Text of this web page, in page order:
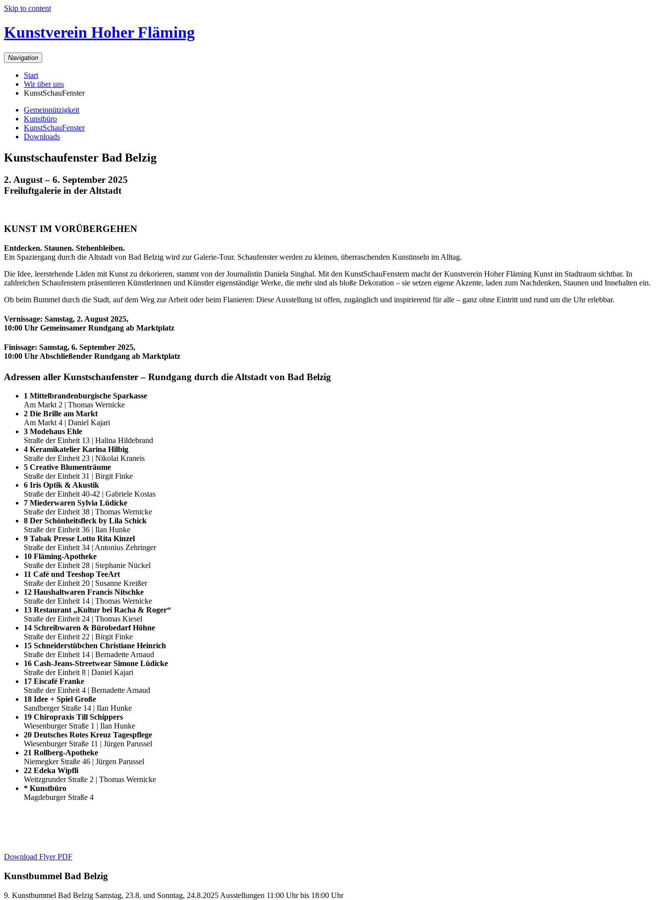
Skip to content
Kunstverein Hoher Fläming
Navigation
Start
Wir über uns
KunstSchauFenster
Gemeinnützigkeit
Kunstbüro
KunstSchauFenster
Downloads
Kunstschaufenster Bad Belzig
2. August – 6. September 2025
Freiluftgalerie in der Altstadt
KUNST IM VORÜBERGEHEN
Entdecken. Staunen. Stehenbleiben.
Ein Spaziergang durch die Altstadt von Bad Belzig wird zur Galerie-Tour. Schaufenster werden zu kleinen, überraschenden Kunstinseln im Alltag.
Die Idee, leerstehende Läden mit Kunst zu dekorieren, stammt von der Journalistin Daniela Singhal. Mit den KunstSchauFenstern macht der Kunstverein Hoher Fläming Kunst im Stadtraum sichtbar. In
zahlreichen Schaufenstern präsentieren Künstlerinnen und Künstler eigenständige Werke, die mehr sind als bloße Dekoration – sie setzen eigene Akzente, laden zum Nachdenken, Staunen und Innehalten ein.
Ob beim Bummel durch die Stadt, auf dem Weg zur Arbeit oder beim Flanieren: Diese Ausstellung ist offen, zugänglich und inspirierend für alle – ganz ohne Eintritt und rund um die Uhr erlebbar.
Vernissage: Samstag, 2. August 2025,
10:00 Uhr Gemeinsamer Rundgang ab Marktplatz
Finissage: Samstag, 6. September 2025,
10:00 Uhr Abschließender Rundgang ab Marktplatz
Adressen aller Kunstschaufenster – Rundgang durch die Altstadt von Bad Belzig
1 Mittelbrandenburgische Sparkasse
Am Markt 2 | Thomas Wernicke
2 Die Brille am Markt
Am Markt 4 | Daniel Kajari
3 Modehaus Ehle
Straße der Einheit 13 | Halina Hildebrand
4 Keramikatelier Karina Hilbig
Straße der Einheit 23 | Nikolai Kraneis
5 Creative Blumenträume
Straße der Einheit 31 | Birgit Finke
6 Iris Optik & Akustik
Straße der Einheit 40-42 | Gabriele Kostas
7 Miederwaren Sylvia Lüdicke
Straße der Einheit 38 | Thomas Wernicke
8 Der Schönheitsfleck by Lila Schick
Straße der Einheit 36 | Ilan Hunke
9 Tabak Presse Lotto Rita Kinzel
Straße der Einheit 34 | Antonius Zehringer
10 Fläming-Apotheke
Straße der Einheit 28 | Stephanie Nückel
11 Café und Teeshop TeeArt
Straße der Einheit 20 | Susanne Kreißer
12 Haushaltwaren Francis Nitschke
Straße der Einheit 14 | Thomas Wernicke
13 Restaurant „Kultur bei Racha & Roger“
Straße der Einheit 24 | Thomas Kiesel
14 Schreibwaren & Bürobedarf Höhne
Straße der Einheit 22 | Birgit Finke
15 Schneiderstübchen Christiane Heinrich
Straße der Einheit 14 | Bernadette Arnaud
16 Cash-Jeans-Streetwear Simone Lüdicke
Straße der Einheit 8 | Daniel Kajari
17 Eiscafé Franke
Straße der Einheit 4 | Bernadette Arnaud
18 Idee + Spiel Große
Sandberger Straße 14 | Ilan Hunke
19 Chiropraxis Till Schippers
Wiesenburger Straße 1 | Ilan Hunke
20 Deutsches Rotes Kreuz Tagespflege
Wiesenburger Straße 11 | Jürgen Parussel
21 Rollberg-Apotheke
Niemegker Straße 46 | Jürgen Parussel
22 Edeka Wipfli
Weitzgrunder Straße 2 | Thomas Wernicke
* Kunstbüro
Magdeburger Straße 4
Download Flyer PDF
Kunstbummel Bad Belzig
9. Kunstbummel Bad Belzig Samstag, 23.8. und Sonntag, 24.8.2025 Ausstellungen 11:00 Uhr bis 18:00 Uhr